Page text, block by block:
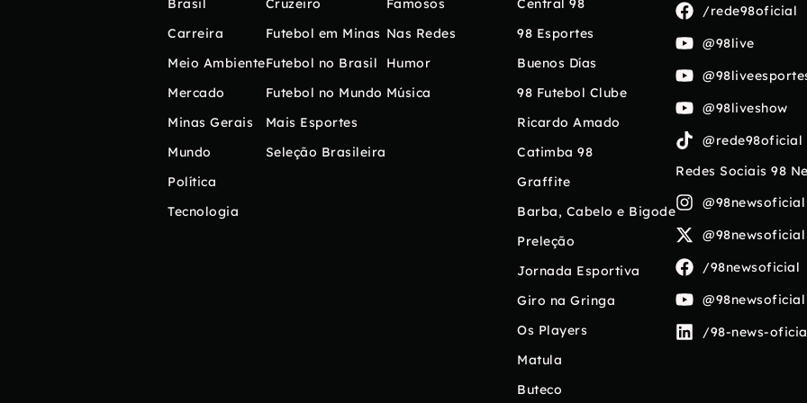
Brasil
Carreira
Meio Ambiente
Mercado
Minas Gerais
Mundo
Política
Tecnologia
Cruzeiro
Futebol em Minas
Futebol no Brasil
Futebol no Mundo
Mais Esportes
Seleção Brasileira
Famosos
Nas Redes
Humor
Música
Central 98
98 Esportes
Buenos Días
98 Futebol Clube
Ricardo Amado
Catimba 98
Graffite
Barba, Cabelo e Bigode
Preleção
Jornada Esportiva
Giro na Gringa
Os Players
Matula
Buteco
/rede98oficial
@98live
@98liveshow
@rede98oficial
Redes Sociais 98
@98newsoficial
@98newsoficial
/98newsoficial
@98newsoficial
/98-news-